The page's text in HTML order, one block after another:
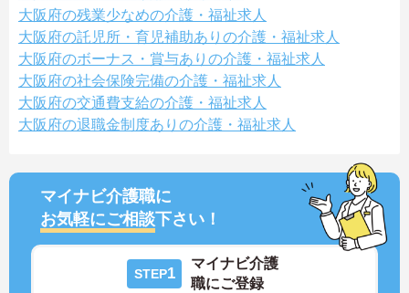
大阪府の残業少なめの介護・福祉求人
大阪府の託児所・育児補助ありの介護・福祉求人
大阪府のボーナス・賞与ありの介護・福祉求人
大阪府の社会保険完備の介護・福祉求人
大阪府の交通費支給の介護・福祉求人
大阪府の退職金制度ありの介護・福祉求人
マイナビ介護職に
お気軽にご相談下さい！
STEP1
マイナビ介護
職にご登録